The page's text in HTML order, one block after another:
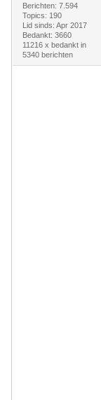
Berichten: 7.594
Topics: 190
Lid sinds: Apr 2017
Bedankt: 3660
11216 x bedankt in
5340 berichten